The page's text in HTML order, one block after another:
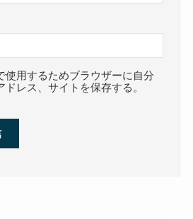
使用するためブラウザーに自分
レス、サイトを保存する。